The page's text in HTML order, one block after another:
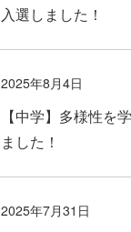
入選しました！
2025年8月4日
【中学】多様性を
ました！
2025年7月31日